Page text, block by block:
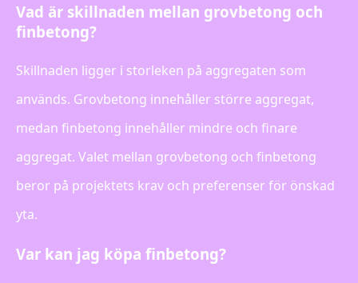
Vad är skillnaden mellan grovbetong och
finbetong?
Skillnaden ligger i storleken på aggregaten som
används. Grovbetong innehåller större aggregat,
medan finbetong innehåller mindre och finare
aggregat. Valet mellan grovbetong och finbetong
beror på projektets krav och preferenser för önskad
yta.
Var kan jag köpa finbetong?